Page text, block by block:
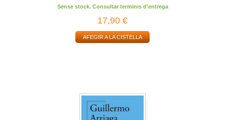
Sense stock. Consultar terminis d'entrega
17,90 €
AFEGIR A LA CISTELLA